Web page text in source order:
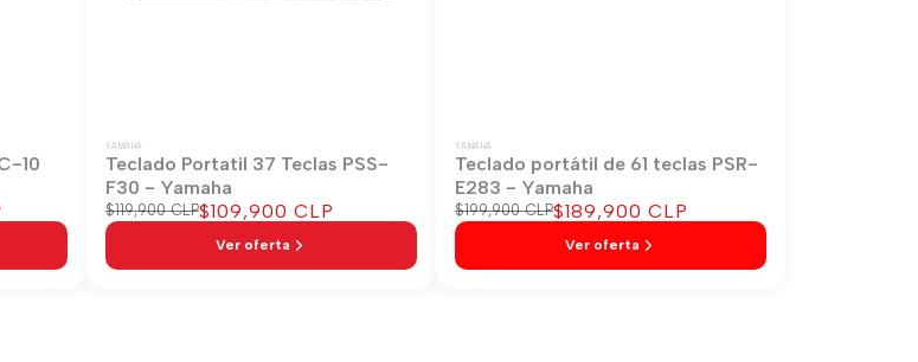
10
YAMAHA
Teclado Portatil 37 Teclas PSS-
F30 - Yamaha
Precio
regular
$119,900 CLPPrecio
venta
$109,900 CLP
Ver oferta
YAMAHA
Teclado portátil de 61 teclas PSR-
E283 - Yamaha
Precio
regular
$199,900 CLPPrecio
venta
$189,900 CLP
Ver oferta